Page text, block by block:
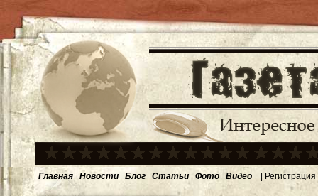
Главная Новости Блог Статьи Фото Видео | Регистрация